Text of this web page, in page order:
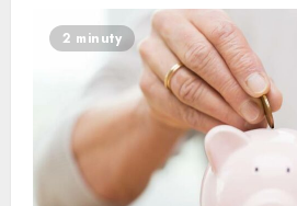
2 minuty